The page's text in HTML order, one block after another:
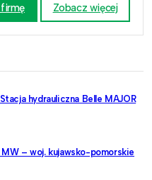
Zobacz więcej
hydrauliczna Belle MAJOR
– woj. kujawsko-pomorskie